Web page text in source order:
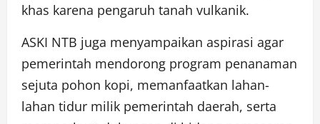
khas karena pengaruh tanah vulkanik.
ASKI NTB juga menyampaikan aspirasi agar
pemerintah mendorong program penanaman
sejuta pohon kopi, memanfaatkan lahan-
lahan tidur milik pemerintah daerah, serta